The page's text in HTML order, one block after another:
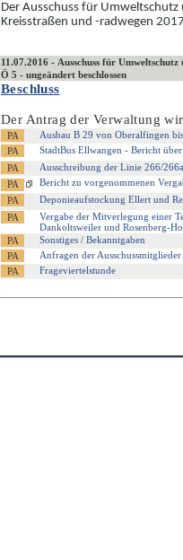
Der Ausschuss für
Kreisstraßen und -radwegen
11.07.2016 - Ausschuss für
Ö 5 - ungeändert beschlossen
Beschluss
Der Antrag der Verwaltungwir
Ausbau B 29 von Oberalfingen
StadtBus Ellwangen - Bericht
Ausschreibung der Linie 266/
Bericht zu vorgenommenen
Deponieaufstockung Ellert und
Vergabe der Mitverlegung einer
Dankoltsweiler und Rosenberg-
Sonstiges / Bekanntgaben
Anfragen der Ausschussmitglieder
Frageviertelstunde